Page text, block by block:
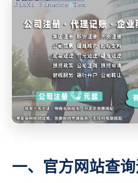
一、官方网站查